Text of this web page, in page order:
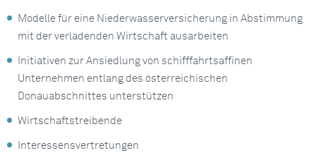
Modelle für eine Niederwasserversicherung in Abstimmung
mit der verladenden Wirtschaft ausarbeiten
Initiativen zur Ansiedlung von schifffahrtsaffinen
Unternehmen entlang des österreichischen
Donauabschnittes unterstützen
Wirtschaftstreibende
Interessensvertretungen